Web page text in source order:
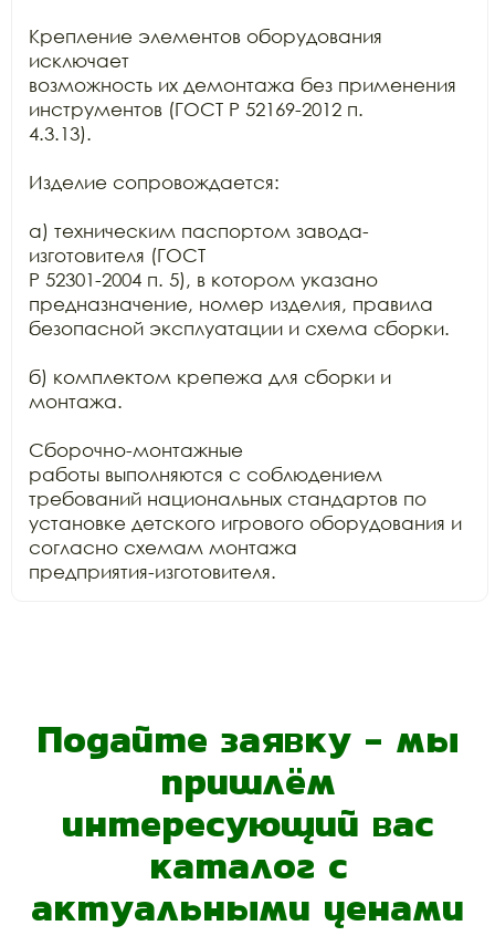
Крепление элементов оборудования
исключает
возможность их демонтажа без применения
инструментов (ГОСТ Р 52169-2012 п.
4.3.13).
Изделие сопровождается:
а) техническим паспортом завода-
изготовителя (ГОСТ
Р 52301-2004 п. 5), в котором указано
предназначение, номер изделия, правила
безопасной эксплуатации и схема сборки.
б) комплектом крепежа для сборки и
монтажа.
Сборочно-монтажные
работы выполняются с соблюдением
требований национальных стандартов по
установке детского игрового оборудования и
согласно схемам монтажа
предприятия-изготовителя.
Подайте заявку - мы
пришлём
интересующий вас
каталог с
актуальными ценами